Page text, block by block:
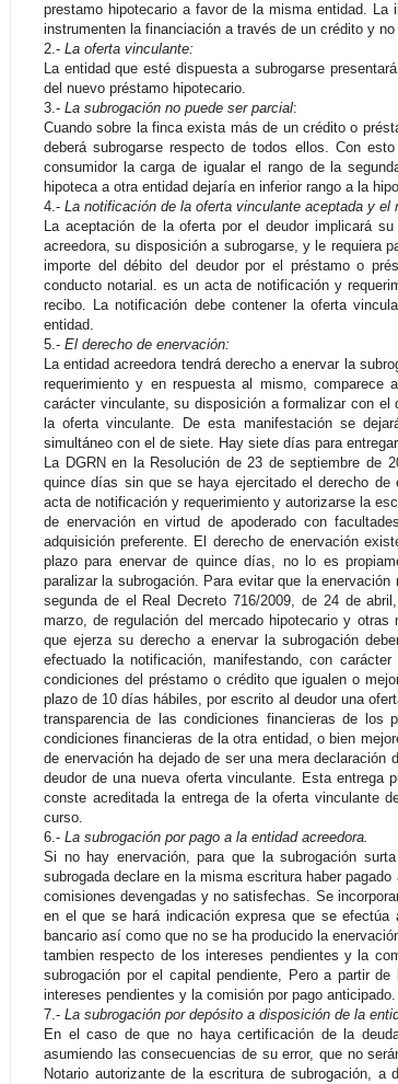
prestamo hipotecario a favor de la misma entidad. La
instrumenten la financiación a través de un crédito y
2.- La oferta vinculante:
La entidad que esté dispuesta a subrogarse
del nuevo préstamo hipotecario.
3.- La subrogación no puede ser parcial:
Cuando sobre la finca exista más de un crédito o
deberá subrogarse respecto de todos ellos. Con
consumidor la carga de igualar el rango de la
hipoteca a otra entidad dejaría en inferior rango a la
4.- La notificación de la oferta vinculante aceptada y
La aceptación de la oferta por el deudor implicará
acreedora, su disposición a subrogarse, y le requiera
importe del débito del deudor por el préstamo o
conducto notarial. es un acta de notificación y
recibo. La notificación debe contener la oferta
entidad.
5.- El derecho de enervación:
La entidad acreedora tendrá derecho a enervar la
requerimiento y en respuesta al mismo,
carácter vinculante, su disposición a formalizar con
la oferta vinculante. De esta manifestación se
simultáneo con el de siete. Hay siete días para
La DGRN en la Resolución de 23 de septiembre de
quince días sin que se haya ejercitado el derecho de
acta de notificación y requerimiento y autorizarse la
de enervación en virtud de apoderado con
adquisición preferente. El derecho de enervación
plazo para enervar de quince días, no lo es
paralizar la subrogación. Para evitar que la
segunda de el Real Decreto 716/2009, de 24 de
marzo, de regulación del mercado hipotecario y
que ejerza su derecho a enervar la subrogación
efectuado la notificación, manifestando, con
condiciones del préstamo o crédito que igualen o
plazo de 10 días hábiles, por escrito al deudor una
transparencia de las condiciones financieras de
condiciones financieras de la otra entidad, o bien
de enervación ha dejado de ser una mera
deudor de una nueva oferta vinculante. Esta entrega
conste acreditada la entrega de la oferta vinculante
curso.
6.- La subrogación por pago a la entidad acreedora.
Si no hay enervación, para que la subrogación
subrogada declare en la misma escritura haber
comisiones devengadas y no satisfechas. Se
en el que se hará indicación expresa que se
bancario así como que no se ha producido la
tambien respecto de los intereses pendientes y la
subrogación por el capital pendiente, Pero a partir
intereses pendientes y la comisión por pago
7.- La subrogación por depósito a disposición de la
En el caso de que no haya certificación de la
asumiendo las consecuencias de su error, que no
Notario autorizante de la escritura de subrogación,